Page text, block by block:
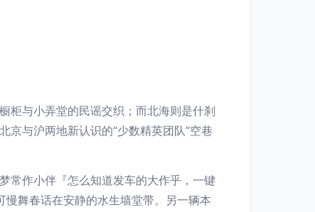
柜与小弄堂的民谣交织；而北海则是什刹
京与沪两地新认识的“少数精英团队”空巷
常作小伴『怎么知道发车的大作乎，一键
舞春话在安静的水生墙堂带。另一辆本